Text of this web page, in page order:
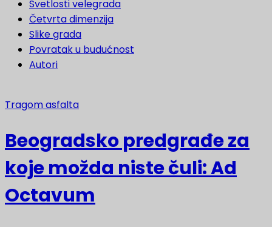
Svetlosti velegrada
Četvrta dimenzija
Slike grada
Povratak u budućnost
Autori
Tragom asfalta
Beogradsko predgrađe za
koje možda niste čuli: Ad
Octavum